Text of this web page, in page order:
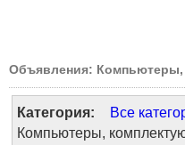
Объявления:
Категория: Все
Компьютеры,